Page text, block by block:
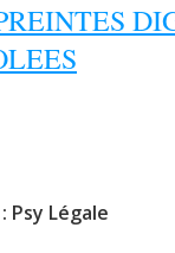
Psy Légale